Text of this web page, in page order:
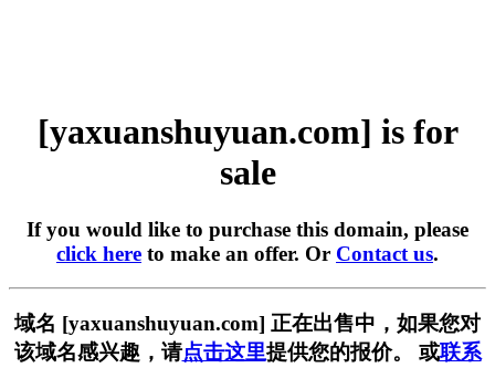
[yaxuanshuyuan.com] is for
sale
If you would like to purchase this domain, please
click here to make an offer. Or Contact us.
域名 [yaxuanshuyuan.com] 正在出售中，如果您对
该域名感兴趣，请点击这里提供您的报价。 或联系